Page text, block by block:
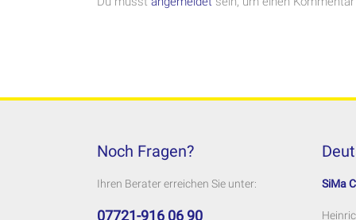
Noch Fragen?
Ihren Berater erreichen Sie unter:
07721-916 06 90
SiMa